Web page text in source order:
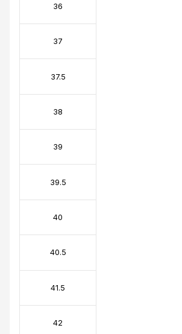
36
37
37.5
38
39
39.5
40
40.5
41.5
42